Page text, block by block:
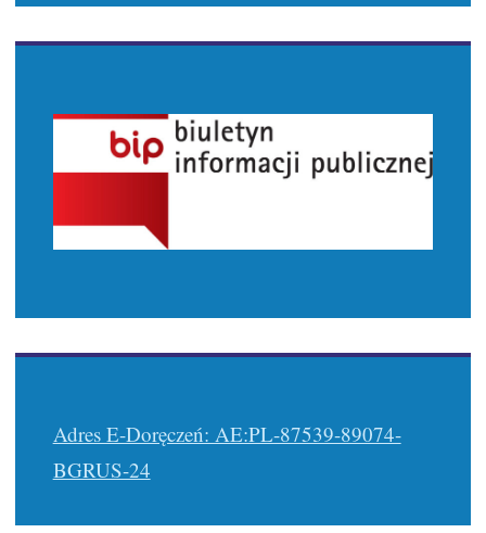
Adres E-Doręczeń: AE:PL-87539-89074-
BGRUS-24